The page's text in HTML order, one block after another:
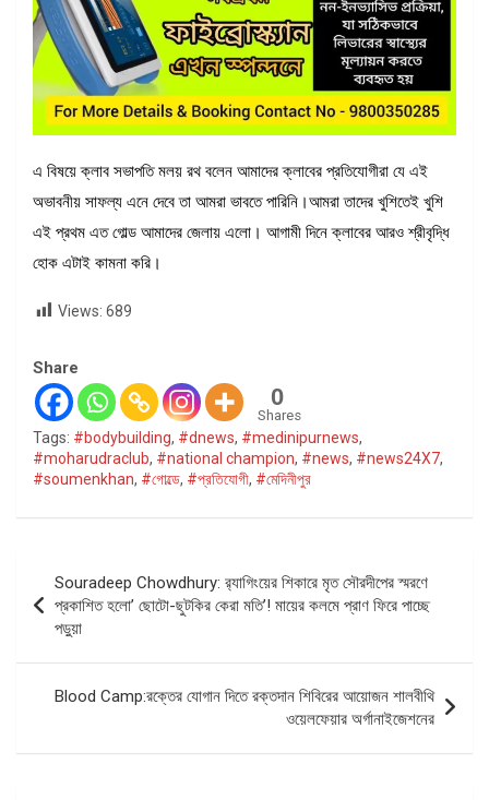
এ বিষয়ে ক্লাব সভাপতি মলয় রথ বলেন আমাদের ক্লাবের প্রতিযোগীরা যে এই
অভাবনীয় সাফল্য এনে দেবে তা আমরা ভাবতে পারিনি।আমরা তাদের খুশিতেই খুশি
এই প্রথম এত গোল্ড আমাদের জেলায় এলো। আগামী দিনে ক্লাবের আরও শ্রীবৃদ্ধি
হোক এটাই কামনা করি।
Views: 689
Share
0
Shares
Tags: #bodybuilding, #dnews, #medinipurnews,
#moharudraclub, #national champion, #news, #news24X7,
#soumenkhan, #গোল্ডে, #প্রতিযোগী, #মেদিনীপুর
Post
navigation
Souradeep Chowdhury: র‍্যাগিংয়ের শিকারে মৃত সৌরদীপের স্মরণে
প্রকাশিত হলো’ ছোটো-ছুটকির কেরা মতি’! মায়ের কলমে প্রাণ ফিরে পাচ্ছে
পড়ুয়া
Blood Camp:রক্তের যোগান দিতে রক্তদান শিবিরের আয়োজন শালবীথি
ওয়েলফেয়ার অর্গানাইজেশনের